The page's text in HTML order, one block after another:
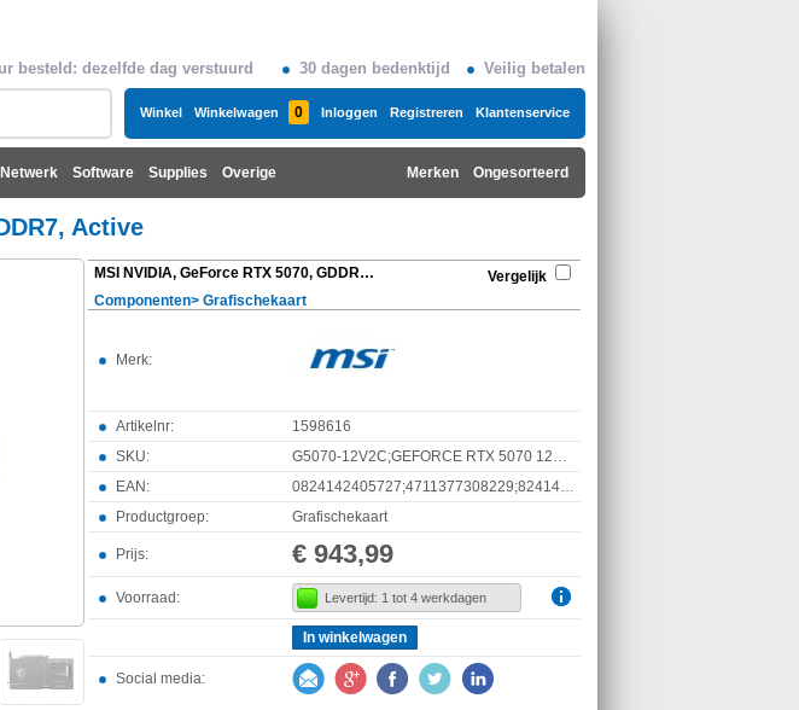
besteld: dezelfde dag verstuurd 30 dagen bedenktijd Veilig betalen
Winkel Winkelwagen 0 Inloggen Registreren Klantenservice
Netwerk Software Supplies Overige Ongesorteerd
Merken
Active
MSI NVIDIA, GeForce RTX 5070, GDDR7, Active
Vergelijk
Componenten> Grafischekaart
Merk:
Artikelnr:
1598616
SKU:
EAN:
Productgroep:
Grafischekaart
Prijs: € 943,99
Voorraad: Levertijd: 1 tot 4 werkdagen
In winkelwagen
Social media: